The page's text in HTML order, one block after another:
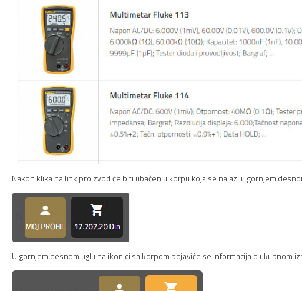
Nakon klika na link proizvod će biti ubačen u korpu koja se nalazi u gornjem
U gornjem desnom uglu na ikonici sa korpom pojaviće se informacija o